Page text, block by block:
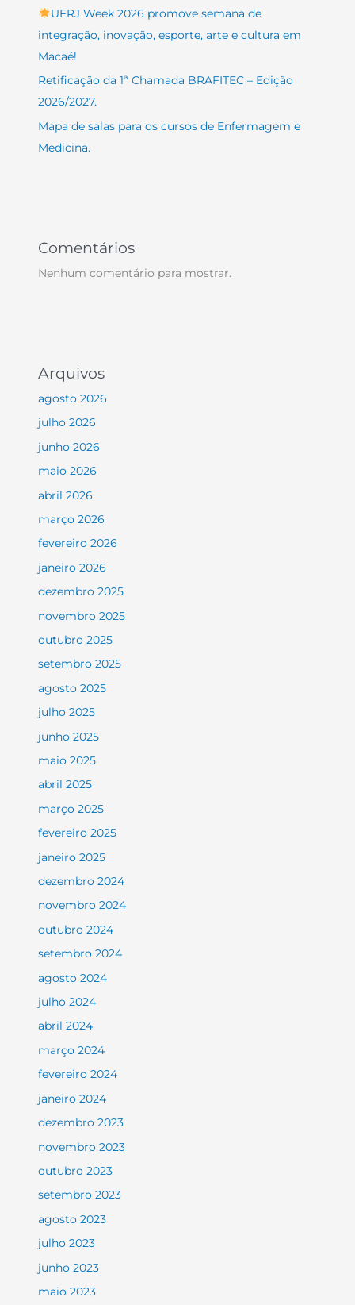
UFRJ Week 2026 promove semana de
integração, inovação, esporte, arte e cultura em
Macaé!
Retificação da 1ª Chamada BRAFITEC – Edição
2026/2027.
Mapa de salas para os cursos de Enfermagem e
Medicina.
Comentários
Nenhum comentário para mostrar.
Arquivos
agosto 2026
julho 2026
junho 2026
maio 2026
abril 2026
março 2026
fevereiro 2026
janeiro 2026
dezembro 2025
novembro 2025
outubro 2025
setembro 2025
agosto 2025
julho 2025
junho 2025
maio 2025
abril 2025
março 2025
fevereiro 2025
janeiro 2025
dezembro 2024
novembro 2024
outubro 2024
setembro 2024
agosto 2024
julho 2024
abril 2024
março 2024
fevereiro 2024
janeiro 2024
dezembro 2023
novembro 2023
outubro 2023
setembro 2023
agosto 2023
julho 2023
junho 2023
maio 2023